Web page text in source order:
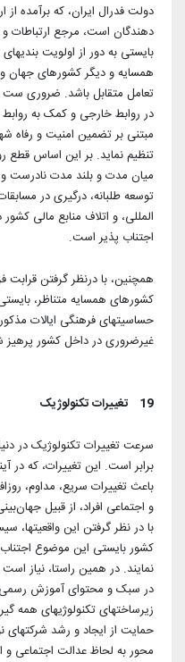
دولت فدرال ایران، که برآمده از
دهندگان است، مرجع ارتباطات
بایستی به دور از اولویت
همسایه و دیگر کشورهای جهان و
تعامل متقابل باشد. ضروری
در روابط خارجی و کمک به
مبتنی بر تضمین امنیت و رفاه
تنظیم نماید. بر این اساس قطع
میان مدت و بلند مدت نادرست و
توسعه طلبانه، درگیری در
المللی، و اتلاف منابع مالی
اجتناب پذیر است.
همچنین، با درنظر گرفتن قرابت
کشورهای همسایه متناظر،
حساسیتهای فرهنگی ایالات
غیرضروری در داخل کشور پرهیز
19 تغییرات تکنولوژیک
سرعت تغییرات تکنولوژیک در
برابر است. این تغییرات، که در
باعث تغییرات سریع، مداوم،
و اجتماعی افراد، از قبیل
با در نظر گرفتن این واقعیتها،
کشور بایستی این موضوع اجتناب
نمایند. در همین راستا، نیاز
در سبک و محتوای آموزش
زیرساختهای تکنولوژیهای همه
حمایت از ایجاد و رشد
محور به لحاظ عدالت